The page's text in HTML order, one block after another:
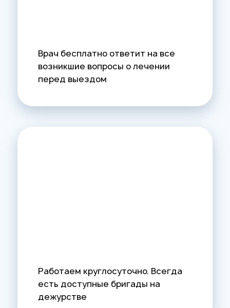
Врач бесплатно ответит на все
возникшие вопросы о лечении
перед выездом
Работаем круглосуточно. Всегда
есть доступные бригады на
дежурстве